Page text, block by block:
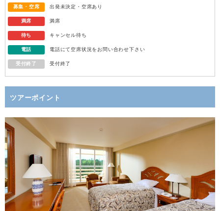
金 14
日 16
月 17
火
20
金 21
募集・空席 出発未決定・空席あり
満席 満席
待ち キャンセル待ち
電話 電話にて空席状況をお問い合わせ下さい
受付終了 受付終了
ツアーポイント